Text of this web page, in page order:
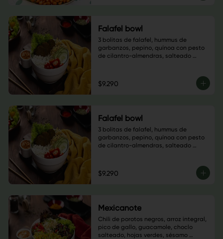
Falafel bowl
3 bolitas de falafel, hummus de
garbanzos, pepino, quínoa con pesto
de cilantro-almendras, salteado
de hojas verdes y salsa a elección
$9.290
Falafel bowl
3 bolitas de falafel, hummus de
garbanzos, pepino, quínoa con pesto
de cilantro-almendras, salteado
de hojas verdes y salsa a elección
$9.290
Mexicanote
Chili de porotos negros, arroz integral,
pico de gallo, guacamole, choclo
salteado, hojas verdes, sésamo